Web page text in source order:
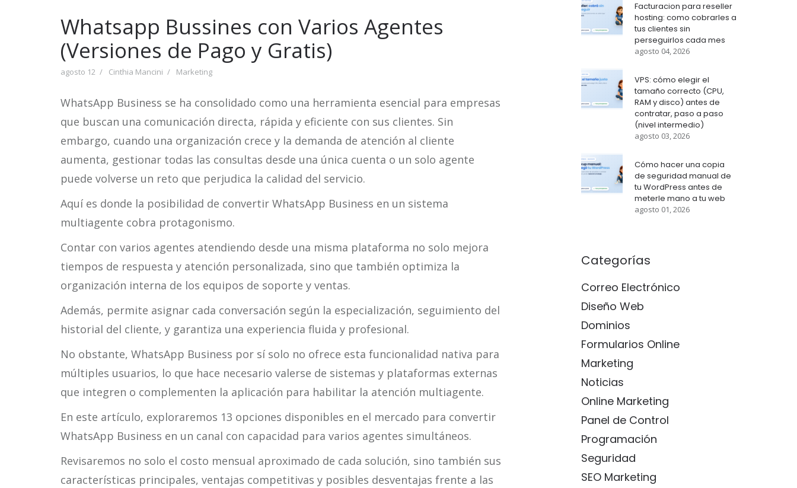
Whatsapp Bussines con Varios Agentes
(Versiones de Pago y Gratis)
agosto 12 Cinthia Mancini Marketing
WhatsApp Business se ha consolidado como una herramienta esencial para empresas
que buscan una comunicación directa, rápida y eficiente con sus clientes. Sin
embargo, cuando una organización crece y la demanda de atención al cliente
aumenta, gestionar todas las consultas desde una única cuenta o un solo agente
puede volverse un reto que perjudica la calidad del servicio.
Aquí es donde la posibilidad de convertir WhatsApp Business en un sistema
multiagente cobra protagonismo.
Contar con varios agentes atendiendo desde una misma plataforma no solo mejora
tiempos de respuesta y atención personalizada, sino que también optimiza la
organización interna de los equipos de soporte y ventas.
Además, permite asignar cada conversación según la especialización, seguimiento del
historial del cliente, y garantiza una experiencia fluida y profesional.
No obstante, WhatsApp Business por sí solo no ofrece esta funcionalidad nativa para
múltiples usuarios, lo que hace necesario valerse de sistemas y plataformas externas
que integren o complementen la aplicación para habilitar la atención multiagente.
En este artículo, exploraremos 13 opciones disponibles en el mercado para convertir
WhatsApp Business en un canal con capacidad para varios agentes simultáneos.
Revisaremos no solo el costo mensual aproximado de cada solución, sino también sus
características principales, ventajas competitivas y posibles desventajas frente a las
Facturacion para reseller
hosting: como cobrarles a
tus clientes sin
perseguirlos cada mes
agosto 04, 2026
VPS: cómo elegir el
tamaño correcto (CPU,
RAM y disco) antes de
contratar, paso a paso
(nivel intermedio)
agosto 03, 2026
Cómo hacer una copia
de seguridad manual de
tu WordPress antes de
meterle mano a tu web
agosto 01, 2026
Categorías
Correo Electrónico
Diseño Web
Dominios
Formularios Online
Marketing
Noticias
Online Marketing
Panel de Control
Programación
Seguridad
SEO Marketing